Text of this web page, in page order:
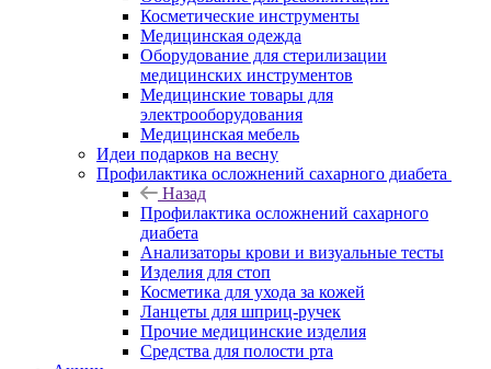
Косметические инструменты
Медицинская одежда
Оборудование для стерилизации
медицинских инструментов
Медицинские товары для
электрооборудования
Медицинская мебель
Идеи подарков на весну
Профилактика осложнений сахарного диабета
Назад
Профилактика осложнений сахарного
диабета
Анализаторы крови и визуальные тесты
Изделия для стоп
Косметика для ухода за кожей
Ланцеты для шприц-ручек
Прочие медицинские изделия
Средства для полости рта